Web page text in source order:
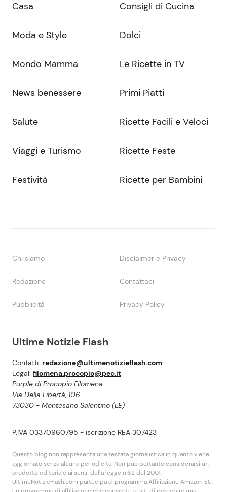
Ultime Notizie Flash
Contatti: redazione@ultimenotizieflash.com
Legal: filomena.procopio@pec.it
Purple di Procopio Filomena
Via Della Libertà, 106
73030 - Montesano Salentino (LE)
P.IVA 03370960795 - iscrizione REA 307423
Questo blog non rappresenta una testata giornalistica in quanto viene
aggiornato senza alcuna periodicità. Non puó pertanto considerarsi un
prodotto editoriale ai sensi della legge n.62 del 2001.
UltimeNotizieFlash.com partecipa al programma Affiliazione Amazon EU,
Casa
Moda e Style
Mondo Mamma
News benessere
Salute
Viaggi e Turismo
Festività
Consigli di Cucina
Dolci
Le Ricette in TV
Primi Piatti
Ricette Facili e Veloci
Ricette Feste
Ricette per Bambini
Chi siamo Disclaimer e Privacy
Redazione Contattaci
Pubblicità Privacy Policy